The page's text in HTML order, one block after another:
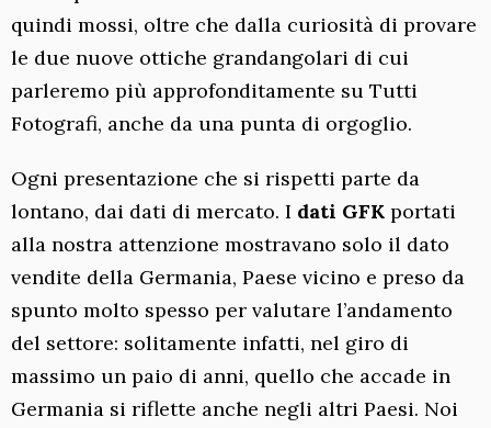
quindi mossi, oltre che dalla curiosità di provare
le due nuove ottiche grandangolari di cui
parleremo più approfonditamente su Tutti
Fotografi, anche da una punta di orgoglio.
Ogni presentazione che si rispetti parte da
lontano, dai dati di mercato. I dati GFK portati
alla nostra attenzione mostravano solo il dato
vendite della Germania, Paese vicino e preso da
spunto molto spesso per valutare l’andamento
del settore: solitamente infatti, nel giro di
massimo un paio di anni, quello che accade in
Germania si riflette anche negli altri Paesi. Noi